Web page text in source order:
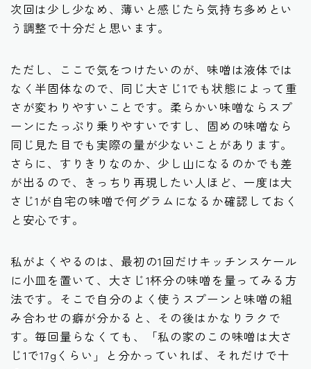
次回は少し少なめ、薄いと感じたら気持ち多めとい
う調整で十分だと思います。
ただし、ここで気をつけたいのが、味噌は液体では
なく半固体なので、同じ大さじ1でも状態によって重
さが変わりやすいことです。柔らかい味噌ならスプ
ーンにたっぷり乗りやすいですし、固めの味噌なら
同じ見た目でも実際の量が少ないことがあります。
さらに、すりきりなのか、少し山になるのかでも差
が出るので、きっちり再現したい人ほど、一度は大
さじ1が自宅の味噌で何グラムになるか確認しておく
と安心です。
私がよくやるのは、最初の1回だけキッチンスケール
に小皿を置いて、大さじ1杯分の味噌を量ってみる方
法です。そこで自分のよく使うスプーンと味噌の組
み合わせの癖が分かると、その後はかなりラクで
す。毎回量らなくても、「私の家のこの味噌は大さ
じ1で17gくらい」と分かっていれば、それだけで十